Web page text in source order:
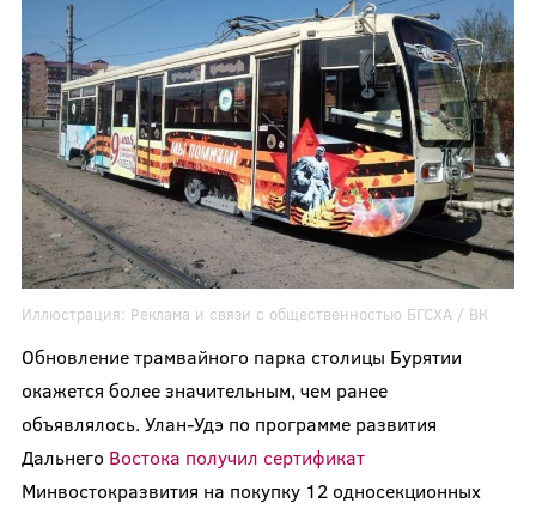
Иллюстрация: Реклама и связи с общественностью БГСХА/ ВК
Обновление трамвайного парка столицы Бурятии
окажется более значительным, чем ранее
объявлялось. Улан-Удэ по программе развития
Дальнего Востока получил сертификат
Минвостокразвития на покупку 12 односекционных